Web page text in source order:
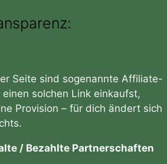
Seite sind sogenannte Affiliate-
solchen Link einkaufst,
Provision – für dich ändert sich
/ Bezahlte Partnerschaften